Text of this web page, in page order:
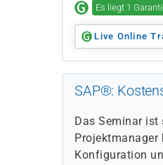
Es liegt 1
Live Online
SAP®:
Das Seminar
Projektmanager
Konfiguration